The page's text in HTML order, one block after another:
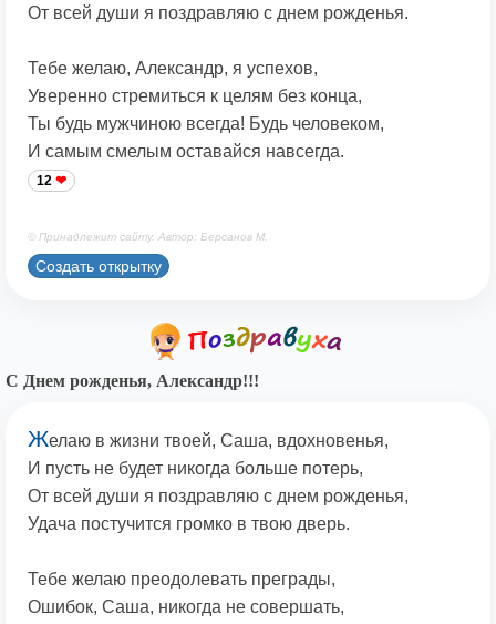
От всей души я поздравляю с днем рожденья.
Тебе желаю, Александр, я успехов,
Уверенно стремиться к целям без конца,
Ты будь мужчиною всегда! Будь человеком,
И самым смелым оставайся навсегда.
12
© Принадлежит сайту. Автор: Берсанов М.
Создать открытку
С Днем рожденья, Александр!!!
Желаю в жизни твоей, Саша, вдохновенья,
И пусть не будет никогда больше потерь,
От всей души я поздравляю с днем рожденья,
Удача постучится громко в твою дверь.
Тебе желаю преодолевать преграды,
Ошибок, Саша, никогда не совершать,